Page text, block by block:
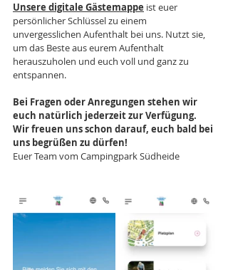
Unsere digitale Gästemappe ist euer
persönlicher Schlüssel zu einem
unvergesslichen Aufenthalt bei uns. Nutzt sie,
um das Beste aus eurem Aufenthalt
herauszuholen und euch voll und ganz zu
entspannen.
Bei Fragen oder Anregungen stehen wir
euch natürlich jederzeit zur Verfügung.
Wir freuen uns schon darauf, euch bald bei
uns begrüßen zu dürfen!
Euer Team vom Campingpark Südheide